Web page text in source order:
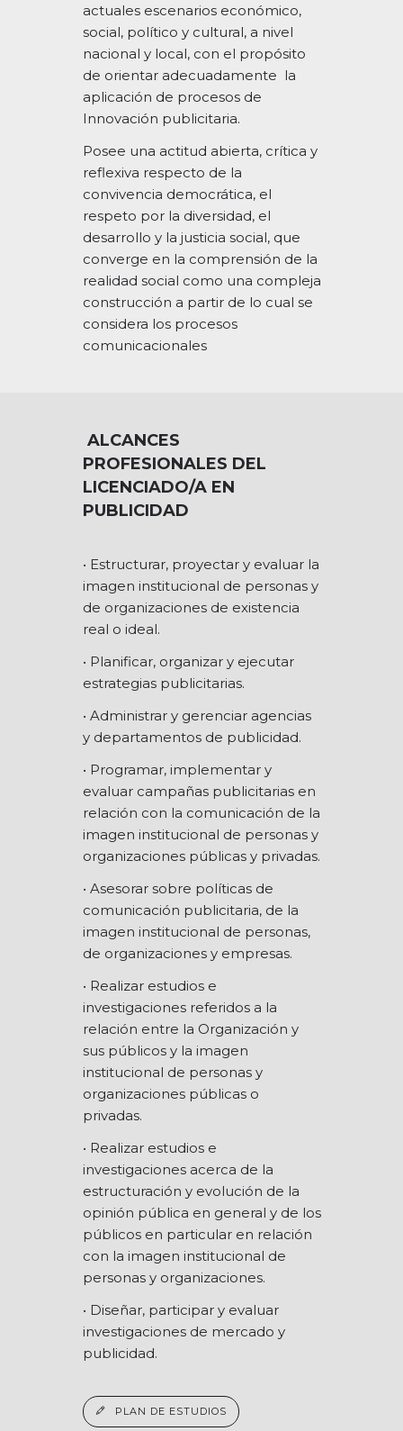
actuales escenarios económico,
social, político y cultural, a nivel
nacional y local, con el propósito
de orientar adecuadamente la
aplicación de procesos de
Innovación publicitaria.
Posee una actitud abierta, crítica y
reflexiva respecto de la
convivencia democrática, el
respeto por la diversidad, el
desarrollo y la justicia social, que
converge en la comprensión de la
realidad social como una compleja
construcción a partir de lo cual se
considera los procesos
comunicacionales
ALCANCES
PROFESIONALES DEL
LICENCIADO/A EN
PUBLICIDAD
• Estructurar, proyectar y evaluar la
imagen institucional de personas y
de organizaciones de existencia
real o ideal.
• Planificar, organizar y ejecutar
estrategias publicitarias.
• Administrar y gerenciar agencias
y departamentos de publicidad.
• Programar, implementar y
evaluar campañas publicitarias en
relación con la comunicación de la
imagen institucional de personas y
organizaciones públicas y privadas.
• Asesorar sobre políticas de
comunicación publicitaria, de la
imagen institucional de personas,
de organizaciones y empresas.
• Realizar estudios e
investigaciones referidos a la
relación entre la Organización y
sus públicos y la imagen
institucional de personas y
organizaciones públicas o
privadas.
• Realizar estudios e
investigaciones acerca de la
estructuración y evolución de la
opinión pública en general y de los
públicos en particular en relación
con la imagen institucional de
personas y organizaciones.
• Diseñar, participar y evaluar
investigaciones de mercado y
publicidad.
PLAN DE ESTUDIOS